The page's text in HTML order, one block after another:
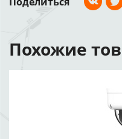
Похожие